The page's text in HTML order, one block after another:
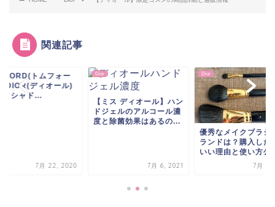
関連記事
ス ディオール】ハン
7月 6, 2021
Dior
7月 7, 2020
Dior
TOMFORD(トムフ
ド)とDIOR(ディオ
のアイシャド...
7月 22,